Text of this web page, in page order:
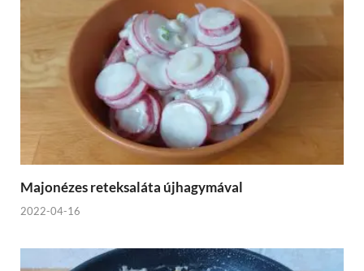
Majonézes reteksaláta újhagymával
2022-04-16